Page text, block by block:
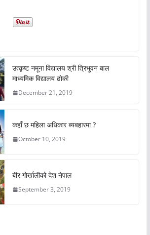
उत्कृष्ट नमूना विद्यालय श्री त्रिभुवन बाल
माध्यमिक विद्यालय ढोकी
December 21, 2019
कहाँ छ महिला अधिकार ब्यबहारमा ?
October 10, 2019
बीर गोर्खालीको देश नेपाल
September 3, 2019